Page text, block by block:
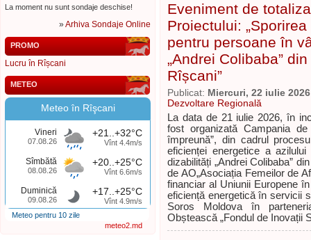
La moment nu sunt sondaje deschise!
»Arhiva Sondaje Online
PROMO
Lucru în Rîșcani
METEO
Meteo în Rîşcani
Vineri
07.08.26
+21..+32°C
Vînt 4.4m/s
Sîmbătă
08.08.26
+20..+25°C
Vînt 6.6m/s
Duminică
09.08.26
+17..+25°C
Vînt 4.9m/s
Meteo pentru 10 zile
meteo2.md
Eveniment de
Proiectului:
pentru persoane în
„Andrei Colibaba”
Rîșcani”
Publicat: Miercuri, 22 iulie 2026
Dezvoltare Regională
La data de 21 iulie 2026, în
fost organizată Campania
împreună”, din cadrul
eficienței energetice a
dizabilități „Andrei Colibaba”
de AO„Asociația Femeilor de
financiar al Uniunii Europene
eficiență energetică în servicii
Soros Moldova în
Obștească „Fondul de Inovații